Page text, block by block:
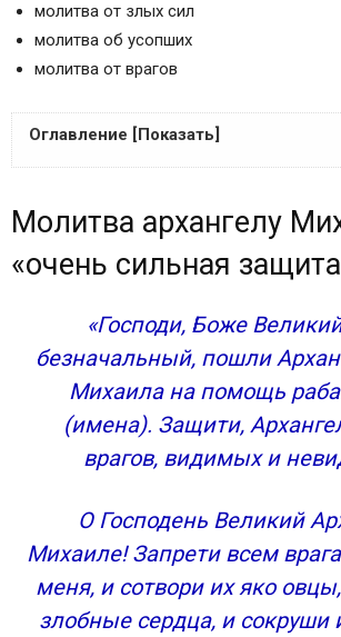
молитва от злых сил
молитва об усопших
молитва от врагов
Оглавление [Показать]
защита»
Слушать молитву Архангелу Михаилу:
Молитва архангелу Михаилу об
Молитва святому Архангелу Михаилу
Сохранить молитвы в социальных
Как правильно молиться святому
Чудеса Архистратига Михаила
Православные молитвы ☦
Молитвы Архангелу Михаилу
Молитва архангелу Михаилу «очень
защита»
Молитва архангелу Михаилу на
Молитва архангелу
«очень сильная
«Господи, Боже
безначальный, пошли
Михаила на помощь
(имена). Защити,
врагов, видимых и
О Господень Великий
Михаиле! Запрети всем
меня, и сотвори их яко
злобные сердца, и сокруши